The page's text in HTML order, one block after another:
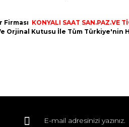
KONYALI SAAT SAN.PAZ.VE
Orjinal Kutusu İle Tüm Türkiye'nin